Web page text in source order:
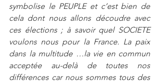
symbolise le PEUPLE et c’est bien de
cela dont nous allons découdre avec
ces élections ; à savoir quel SOCIETE
voulons nous pour la France. La paix
dans la multitude …la vie en commun
acceptée au-delà de toutes nos
différences car nous sommes tous des